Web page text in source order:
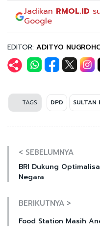
Jadikan RMOL.ID
Google
EDITOR: ADITYO
TAGS DPD SULTAN
< SEBELUMNYA
BRI Dukung
Negara
BERIKUTNYA >
Food Station Masih